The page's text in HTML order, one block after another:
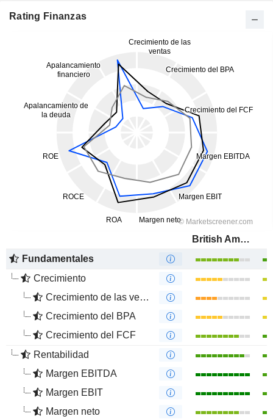
Rating Finanzas
British American Tobacco p.l.c.
Fundamentales
Crecimiento
Crecimiento de las ventas
Crecimiento del BPA
Crecimiento del FCF
Rentabilidad
Margen EBITDA
Margen EBIT
Margen neto